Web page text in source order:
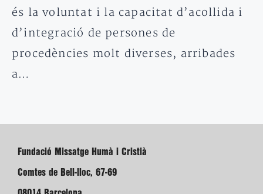
és la voluntat i la capacitat d’acollida i
d’integració de persones de
procedències molt diverses, arribades
a…
Fundació Missatge Humà i Cristià
Comtes de Bell-lloc, 67-69